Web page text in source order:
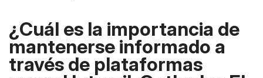
¿Cuál es la importancia de
mantenerse informado a
través de plataformas